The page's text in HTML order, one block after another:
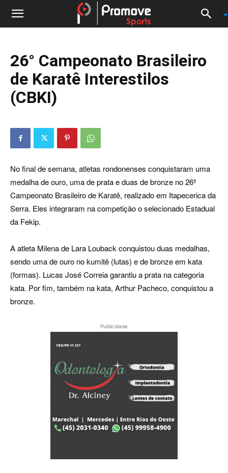
26° Campeonato Brasileiro
de Karatê Interestilos
(CBKI)
No final de semana, atletas rondonenses conquistaram uma
medalha de ouro, uma de prata e duas de bronze no 26º
Campeonato Brasileiro de Karatê, realizado em Itapecerica da
Serra. Eles integraram na competição o selecionado Estadual
da Fekip.
A atleta Milena de Lara Louback conquistou duas medalhas,
sendo uma de ouro no kumitê (lutas) e de bronze em kata
(formas). Lucas José Correia garantiu a prata na categoria
kata. Por fim, também na kata, Arthur Pacheco, conquistou a
bronze.
Publicidade